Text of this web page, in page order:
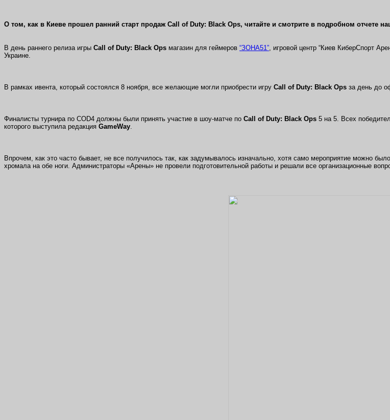
О том, как в Киеве прошел ранний старт продаж Call of Duty: Black Ops, читайте и смотрите в подробном отчете
В день раннего релиза игры Call of Duty: Black Ops магазин для геймеров “ЗОНА51”, игровой центр “Киев КиберСпорт
Украине.
В рамках ивента, который состоялся 8 ноября, все желающие могли приобрести игру Call of Duty: Black Ops за день до
Финалисты турнира по COD4 должны были принять участие в шоу-матче по Call of Duty: Black Ops 5 на 5. Всех
которого выступила редакция GameWay.
Впрочем, как это часто бывает, не все получилось так, как задумывалось изначально, хотя само мероприятие можно
хромала на обе ноги. Администраторы «Арены» не провели подготовительной работы и решали все организационные